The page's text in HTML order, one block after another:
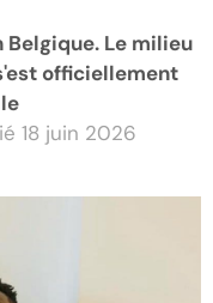
Le milieu
officiellement
18 juin 2026